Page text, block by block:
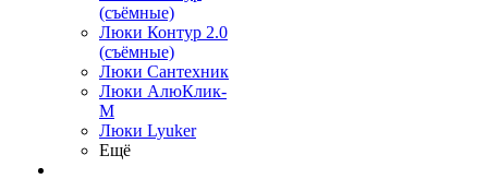
(съёмные)
Люки Контур 2.0
(съёмные)
Люки Сантехник
Люки АлюКлик-
М
Люки Lyuker
Ещё